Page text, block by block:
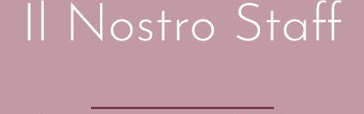
Il Nostro Staff